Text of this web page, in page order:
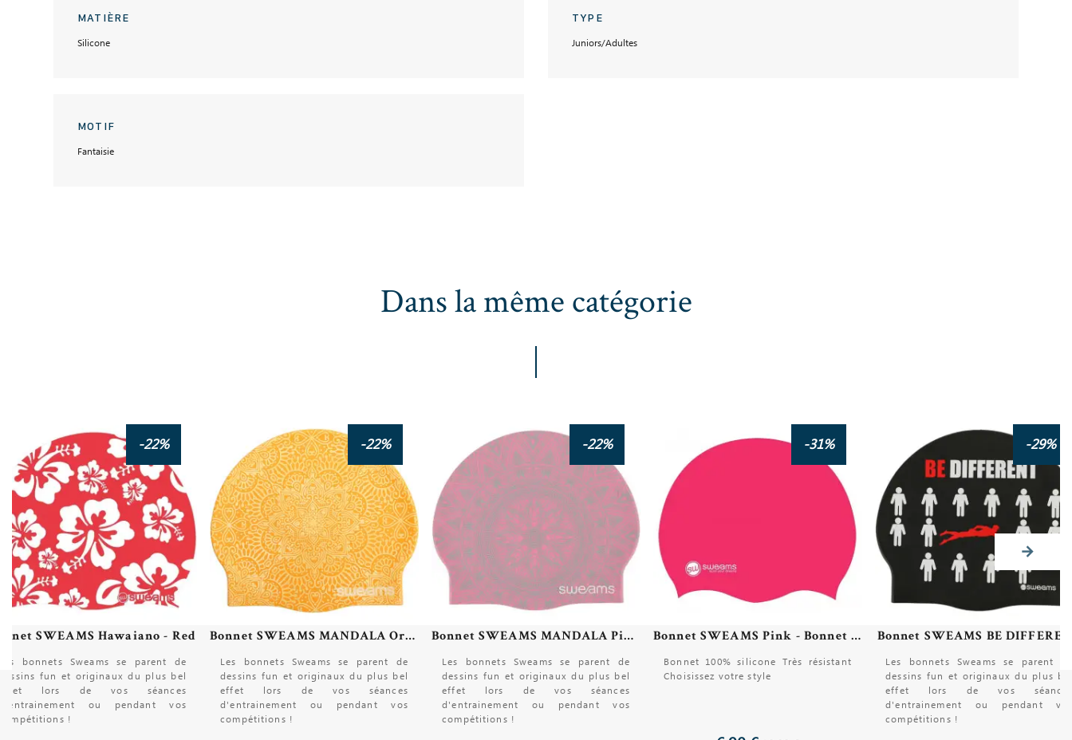
MATIÈRE
Silicone
TYPE
Juniors/Adultes
MOTIF
Fantaisie
Dans la même catégorie
-22%
SWEAMS Hawaiano - Red
bonnets Sweams se parent de
fun et originaux du plus bel
lors de vos séances
ou pendant vos
!
-22%
Bonnet SWEAMS MANDALA Orange
Les bonnets Sweams se parent de
dessins fun et originaux du plus bel
effet lors de vos séances
d'entrainement ou pendant vos
compétitions !
-22%
Bonnet SWEAMS MANDALA Pink
Les bonnets Sweams se parent de
dessins fun et originaux du plus bel
effet lors de vos séances
d'entrainement ou pendant vos
compétitions !
-31%
Bonnet SWEAMS Pink - Bonnet de bain silicone
Bonnet 100% silicone Très résistant
Choisissez votre style
-29%
Bonnet SWEAMS BE
Les bonnets Sweams se parent
dessins fun et originaux du plus
effet lors de vos
d'entrainement ou pendant
compétitions !